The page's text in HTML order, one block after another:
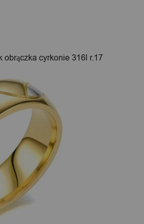
obrączka cyrkonie 316l r.17